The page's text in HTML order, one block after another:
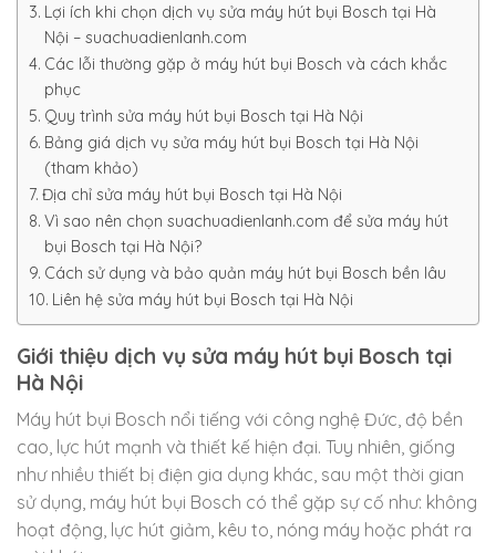
Lợi ích khi chọn dịch vụ sửa máy hút bụi Bosch tại Hà
Nội – suachuadienlanh.com
Các lỗi thường gặp ở máy hút bụi Bosch và cách khắc
phục
Quy trình sửa máy hút bụi Bosch tại Hà Nội
Bảng giá dịch vụ sửa máy hút bụi Bosch tại Hà Nội
(tham khảo)
Địa chỉ sửa máy hút bụi Bosch tại Hà Nội
Vì sao nên chọn suachuadienlanh.com để sửa máy hút
bụi Bosch tại Hà Nội?
Cách sử dụng và bảo quản máy hút bụi Bosch bền lâu
Liên hệ sửa máy hút bụi Bosch tại Hà Nội
Giới thiệu dịch vụ sửa máy hút bụi Bosch tại
Hà Nội
Máy hút bụi Bosch nổi tiếng với công nghệ Đức, độ bền
cao, lực hút mạnh và thiết kế hiện đại. Tuy nhiên, giống
như nhiều thiết bị điện gia dụng khác, sau một thời gian
sử dụng, máy hút bụi Bosch có thể gặp sự cố như: không
hoạt động, lực hút giảm, kêu to, nóng máy hoặc phát ra